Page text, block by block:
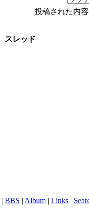
投稿された内
スレッド
| BBS | Album | Links |